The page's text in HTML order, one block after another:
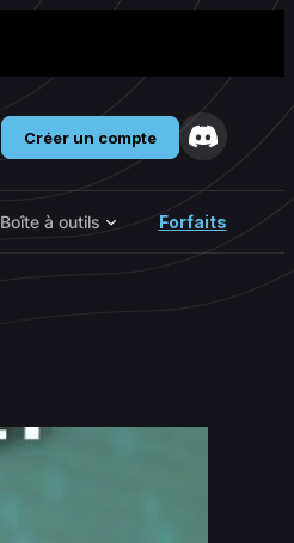
Créer un compte
Boîte à outils Forfaits